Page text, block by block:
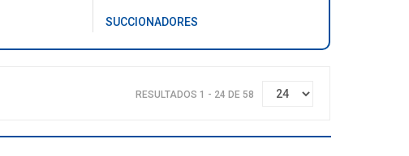
SUCCIONADORES
RESULTADOS 1 - 24 DE 58